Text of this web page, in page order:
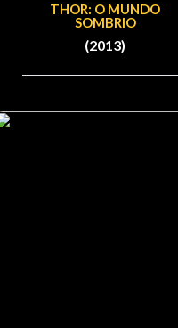
THOR: O MUNDO
SOMBRIO
(2013)